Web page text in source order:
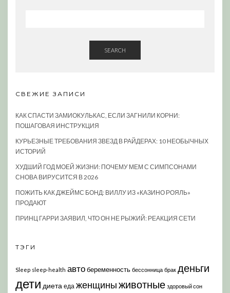
SEARCH
СВЕЖИЕ ЗАПИСИ
КАК СПАСТИ ЗАМИОКУЛЬКАС, ЕСЛИ ЗАГНИЛИ КОРНИ:
ПОШАГОВАЯ ИНСТРУКЦИЯ
КУРЬЕЗНЫЕ ТРЕБОВАНИЯ ЗВЕЗД В РАЙДЕРАХ: 10 НЕОБЫЧНЫХ
ИСТОРИЙ
ХУДШИЙ ГОД МОЕЙ ЖИЗНИ: ПОЧЕМУ МЕМ С СИМПСОНАМИ
СНОВА ВИРУСИТСЯ В 2026
ПОЖИТЬ КАК ДЖЕЙМС БОНД: ВИЛЛУ ИЗ «КАЗИНО РОЯЛЬ»
ПРОДАЮТ
ПРИНЦ ГАРРИ ЗАЯВИЛ, ЧТО ОН НЕ РЫЖИЙ: РЕАКЦИЯ СЕТИ
ТЭГИ
Sleep sleep-health автобеременность бессонница брак деньги
дети диета еда женщиныживотные здоровый сон